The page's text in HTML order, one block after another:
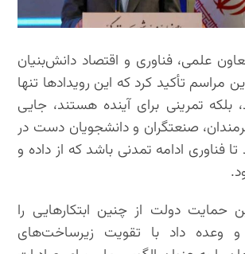
علمی، فناوری و اقتصاد دانش‌بنیان
مراسم تأکید کرد که این رویدادها تنها
بلکه تمرینی برای آینده هستند، جایی
صنعتگران و دانشجویان دست در
فناوری ادامه تمدنی باشد که از داده و
حمایت دولت از چنین ابتکارهایی را
وعده داد با تقویت زیرساخت‌های